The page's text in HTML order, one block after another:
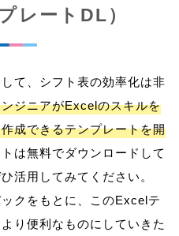
レートDL）
て、シフト表の効率化は非
ジニアがExcelのスキルを
成できるテンプレートを開
は無料でダウンロードして
活用してみてください。
クをもとに、このExcelテ
り便利なものにしていきた